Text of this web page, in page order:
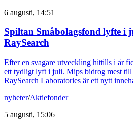
6 augusti, 14:51
Spiltan Småbolagsfond lyfte i
RaySearch
Efter en svagare utveckling hittills i år
ett tydligt lyft i juli. Mips bidrog mest till
RaySearch Laboratories är ett nytt
nyheter/Aktiefonder
5 augusti, 15:06